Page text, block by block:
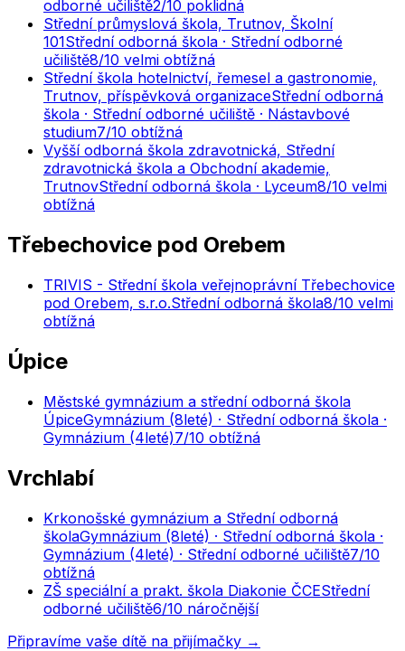
odborné učiliště2/10 poklidná
Střední průmyslová škola, Trutnov, Školní
101Střední odborná škola · Střední odborné
učiliště8/10 velmi obtížná
Střední škola hotelnictví, řemesel a gastronomie,
Trutnov, příspěvková organizaceStřední odborná
škola · Střední odborné učiliště · Nástavbové
studium7/10 obtížná
Vyšší odborná škola zdravotnická, Střední
zdravotnická škola a Obchodní akademie,
TrutnovStřední odborná škola · Lyceum8/10 velmi
obtížná
Třebechovice pod Orebem
TRIVIS - Střední škola veřejnoprávní Třebechovice
pod Orebem, s.r.o.Střední odborná škola8/10 velmi
obtížná
Úpice
Městské gymnázium a střední odborná škola
ÚpiceGymnázium (8leté) · Střední odborná škola ·
Gymnázium (4leté)7/10 obtížná
Vrchlabí
Krkonošské gymnázium a Střední odborná
školaGymnázium (8leté) · Střední odborná škola ·
Gymnázium (4leté) · Střední odborné učiliště7/10
obtížná
ZŠ speciální a prakt. škola Diakonie ČCEStřední
odborné učiliště6/10 náročnější
Připravíme vaše dítě na přijímačky →